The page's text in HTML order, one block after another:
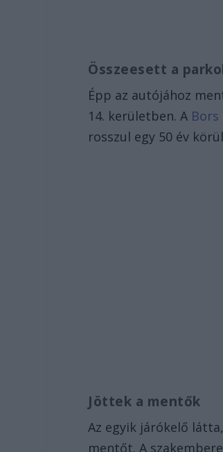
Összeesett a
Épp az autójához
14. kerületben. A Bors
rosszul egy 50 év
Jöttek a mentők
Az egyik járókelő
mentőt. A